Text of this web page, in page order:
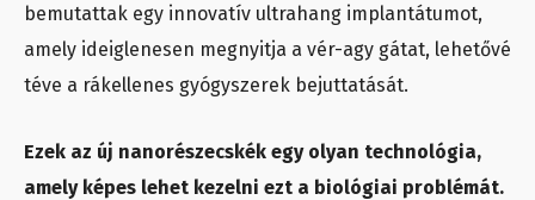
bemutattak egy innovatív ultrahang implantátumot,
amely ideiglenesen megnyitja a vér-agy gátat, lehetővé
téve a rákellenes gyógyszerek bejuttatását.
Ezek az új nanorészecskék egy olyan technológia,
amely képes lehet kezelni ezt a biológiai problémát.